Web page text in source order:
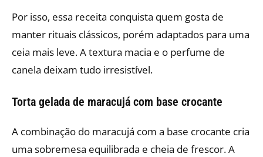
Por isso, essa receita conquista quem gosta de
manter rituais clássicos, porém adaptados para uma
ceia mais leve. A textura macia e o perfume de
canela deixam tudo irresistível.
Torta gelada de maracujá com base crocante
A combinação do maracujá com a base crocante cria
uma sobremesa equilibrada e cheia de frescor. A